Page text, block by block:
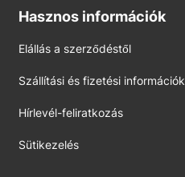
Hasznos információk
Elállás a szerződéstől
Szállítási és fizetési információk
Hírlevél-feliratkozás
Sütikezelés